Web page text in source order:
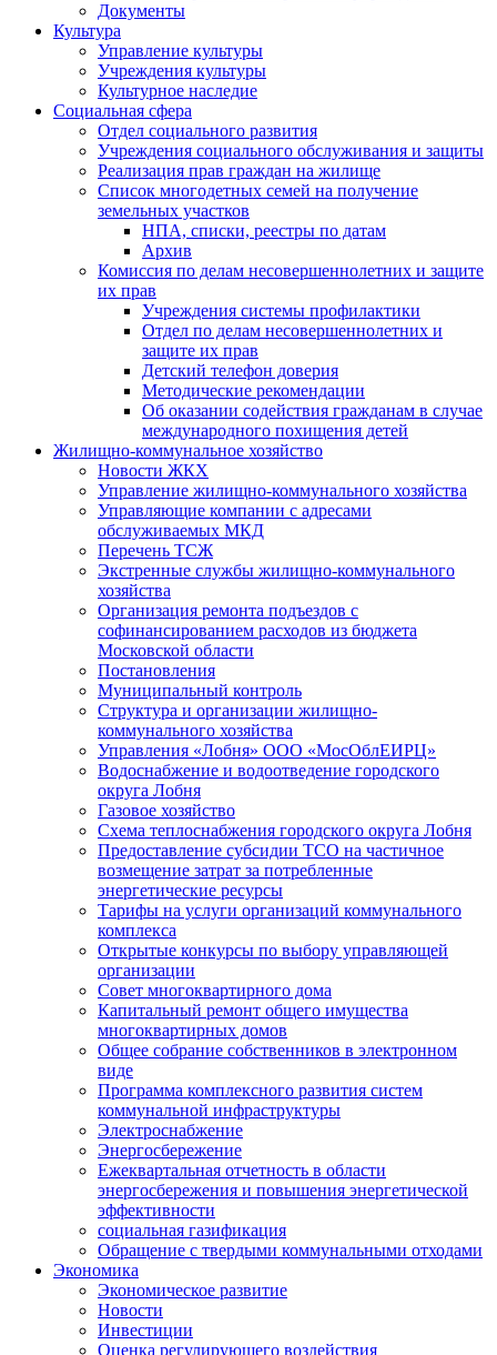
Документы
Культура
Управление культуры
Учреждения культуры
Культурное наследие
Социальная сфера
Отдел социального развития
Учреждения социального обслуживания и защиты
Реализация прав граждан на жилище
Список многодетных семей на получение
земельных участков
НПА, списки, реестры по датам
Архив
Комиссия по делам несовершеннолетних и защите
их прав
Учреждения системы профилактики
Отдел по делам несовершеннолетних и
защите их прав
Детский телефон доверия
Методические рекомендации
Об оказании содействия гражданам в случае
международного похищения детей
Жилищно-коммунальное хозяйство
Новости ЖКХ
Управление жилищно-коммунального хозяйства
Управляющие компании с адресами
обслуживаемых МКД
Перечень ТСЖ
Экстренные службы жилищно-коммунального
хозяйства
Организация ремонта подъездов с
софинансированием расходов из бюджета
Московской области
Постановления
Муниципальный контроль
Структура и организации жилищно-
коммунального хозяйства
Управления «Лобня» ООО «МосОблЕИРЦ»
Водоснабжение и водоотведение городского
округа Лобня
Газовое хозяйство
Схема теплоснабжения городского округа Лобня
Предоставление субсидии ТСО на частичное
возмещение затрат за потребленные
энергетические ресурсы
Тарифы на услуги организаций коммунального
комплекса
Открытые конкурсы по выбору управляющей
организации
Совет многоквартирного дома
Капитальный ремонт общего имущества
многоквартирных домов
Общее собрание собственников в электронном
виде
Программа комплексного развития систем
коммунальной инфраструктуры
Электроснабжение
Энергосбережение
Ежеквартальная отчетность в области
энергосбережения и повышения энергетической
эффективности
социальная газификация
Обращение с твердыми коммунальными отходами
Экономика
Экономическое развитие
Новости
Инвестиции
Оценка регулирующего воздействия